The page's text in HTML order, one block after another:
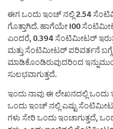
ಈಗ ಒಂದು ಇಂಚ್ ನಲ್ಲಿ 2.54
ಗೊತ್ತಾಗಿದೆ. ಹಾಗೆಯೇ 100
ಎಂದರೆ, 0.394 ಸೆಂಟಿಮೀಟರ್
ಮತ್ತು ಸೆಂಟಿಮೀಟರ್ ಪರಿವರ್ತನೆ ಬಗ್ಗೆ
ಮಾಡಿಕೊಂಡಿರುವುದರಿಂದ
ಸುಲಭವಾಗುತ್ತದೆ.
ಇಂದು ನಾವು ಈ ಲೇಖನದಲ್ಲಿ
ಒಂದು ಇಂಚ್ ನಲ್ಲಿ ಎಷ್ಟು
ಗಳು ಸೇರಿ ಒಂದು ಇಂಚಾಗುತ್ತದೆ,